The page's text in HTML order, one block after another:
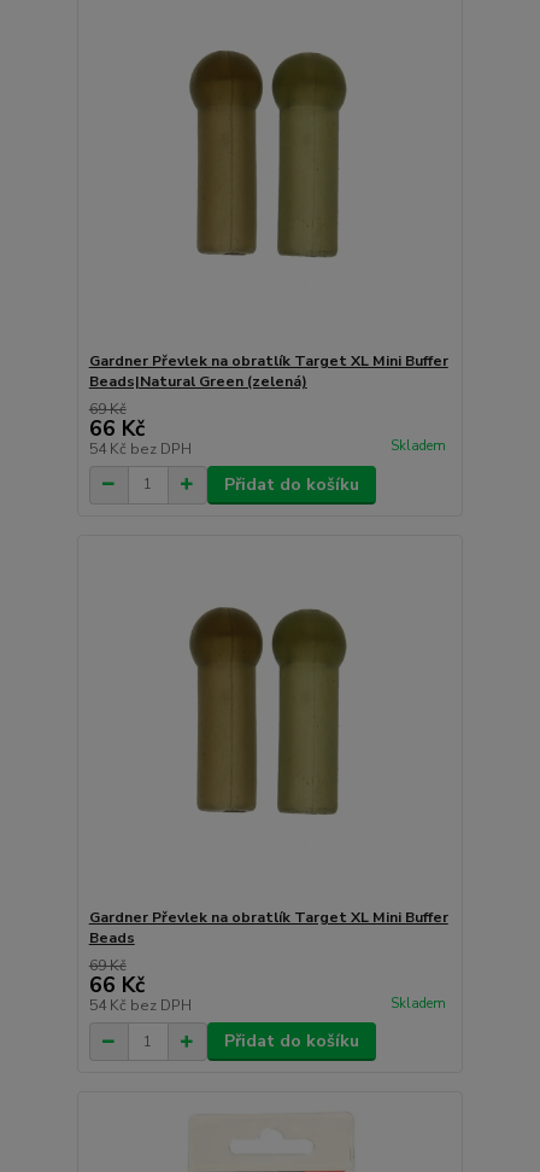
Gardner Převlek na obratlík Target XL Mini Buffer
Beads|Natural Green (zelená)
69 Kč
66 Kč
54 Kč bez DPH Skladem
Přidat do košíku
Gardner Převlek na obratlík Target XL Mini Buffer
Beads
69 Kč
66 Kč
54 Kč bez DPH Skladem
Přidat do košíku